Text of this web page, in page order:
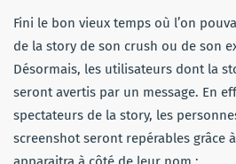
Fini le bon vieux temps où l’on
de la story de son crush ou de son
Désormais, les utilisateurs dont la
seront avertis par un message. En
spectateurs de la story, les
screenshot seront repérables grâce